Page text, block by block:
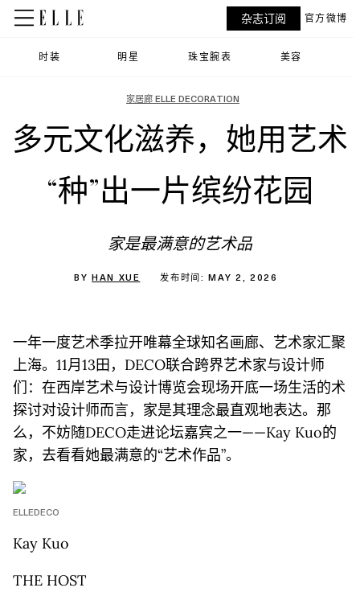
时装 明星 珠宝腕表 美容
杂志订阅 官方微博
家居廊 ELLE DECORATION
多元文化滋养，她用艺术
“种”出一片缤纷花园
家是最满意的艺术品
BYHAN XUE 发布时间: MAY 2, 2026
一年一度艺术季拉开唯幕全球知名画廊、艺术家汇聚
上海。11月13田，DECO联合跨界艺术家与设计师
们：在西岸艺术与设计博览会现场开底一场生活的术
探讨对设计师而言，家是其理念最直观地表达。那
么，不妨随DECO走进论坛嘉宾之一——Kay Kuo的
家，去看看她最满意的“艺术作品”。
ELLEDECO
Kay Kuo
THE HOST